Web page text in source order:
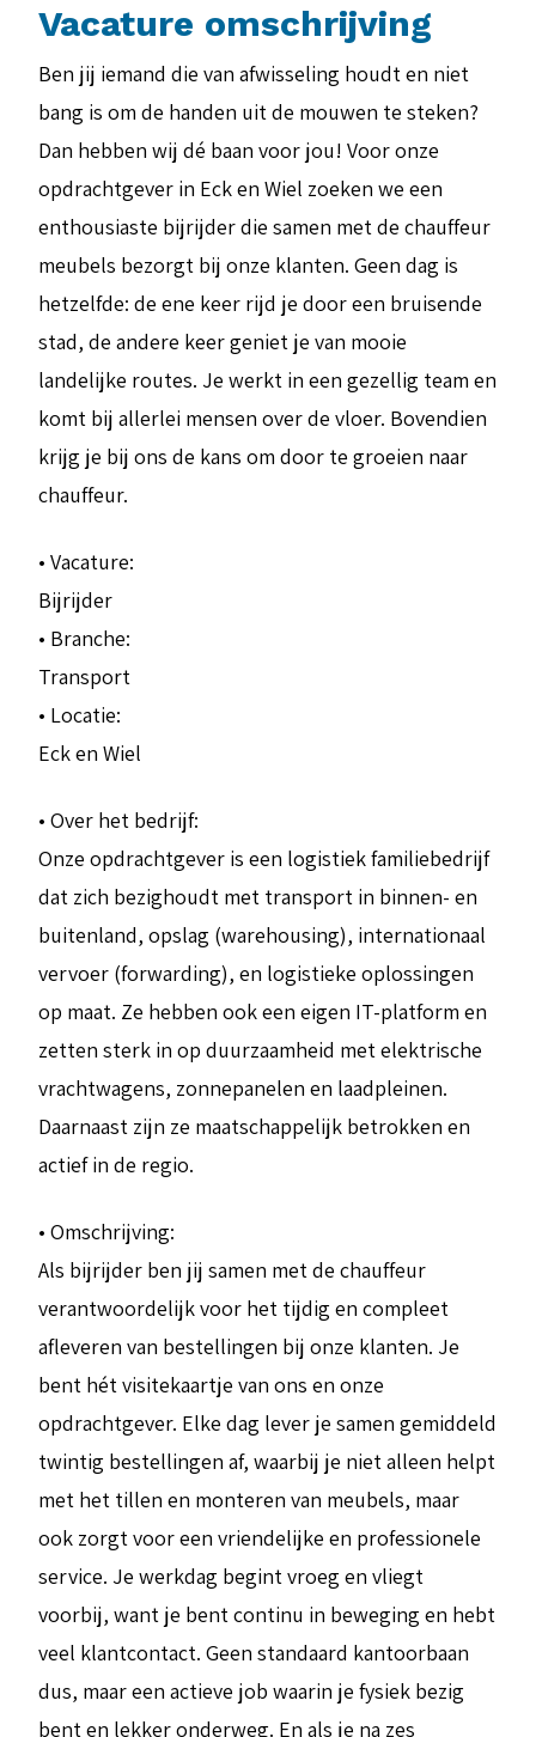
Vacature omschrijving
Ben jij iemand die van afwisseling houdt en niet
bang is om de handen uit de mouwen te steken?
Dan hebben wij dé baan voor jou! Voor onze
opdrachtgever in Eck en Wiel zoeken we een
enthousiaste bijrijder die samen met de chauffeur
meubels bezorgt bij onze klanten. Geen dag is
hetzelfde: de ene keer rijd je door een bruisende
stad, de andere keer geniet je van mooie
landelijke routes. Je werkt in een gezellig team en
komt bij allerlei mensen over de vloer. Bovendien
krijg je bij ons de kans om door te groeien naar
chauffeur.
• Vacature:
Bijrijder
• Branche:
Transport
• Locatie:
Eck en Wiel
• Over het bedrijf:
Onze opdrachtgever is een logistiek familiebedrijf
dat zich bezighoudt met transport in binnen- en
buitenland, opslag (warehousing), internationaal
vervoer (forwarding), en logistieke oplossingen
op maat. Ze hebben ook een eigen IT-platform en
zetten sterk in op duurzaamheid met elektrische
vrachtwagens, zonnepanelen en laadpleinen.
Daarnaast zijn ze maatschappelijk betrokken en
actief in de regio.
• Omschrijving:
Als bijrijder ben jij samen met de chauffeur
verantwoordelijk voor het tijdig en compleet
afleveren van bestellingen bij onze klanten. Je
bent hét visitekaartje van ons en onze
opdrachtgever. Elke dag lever je samen gemiddeld
twintig bestellingen af, waarbij je niet alleen helpt
met het tillen en monteren van meubels, maar
ook zorgt voor een vriendelijke en professionele
service. Je werkdag begint vroeg en vliegt
voorbij, want je bent continu in beweging en hebt
veel klantcontact. Geen standaard kantoorbaan
dus, maar een actieve job waarin je fysiek bezig
bent en lekker onderweg. En als je na zes